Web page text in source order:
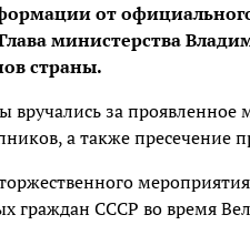
от
министерства
страны.
вручались за
а также пресечение
граждан СССР во время